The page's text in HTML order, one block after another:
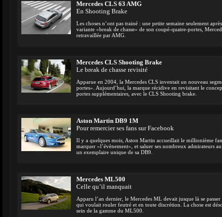
Mercedes CLS 63 AMG
En Shooting Brake
Les choses n’ont pas trainé : une petite semaine seulement
variante «break de chasse» de son coupé-quatre-portes,
retravaillée par AMG.
Mercedes CLS Shooting Brake
Le break de chasse revisité
Apparue en 2004, la Mercedes CLS inventait un nouveau
portes». Aujourd’hui, la marque récidive en revisitant le
portes supplémentaires, avec le CLS Shooting brake.
Aston Martin DB9 1M
Pour remercier ses fans sur Facebook
Il y a quelques mois, Aston Martin accueillait le millionième
marquer «l’évènement», et saluer ses nombreux admirateurs
un exemplaire unique de sa DB9.
Mercedes ML500
Celle qu’il manquait
Apparu l’an dernier, le Mercedes ML devait jusque là se
qui voulait rouler feutré et en toute discrétion. La chose est
sein de la gamme du ML500.